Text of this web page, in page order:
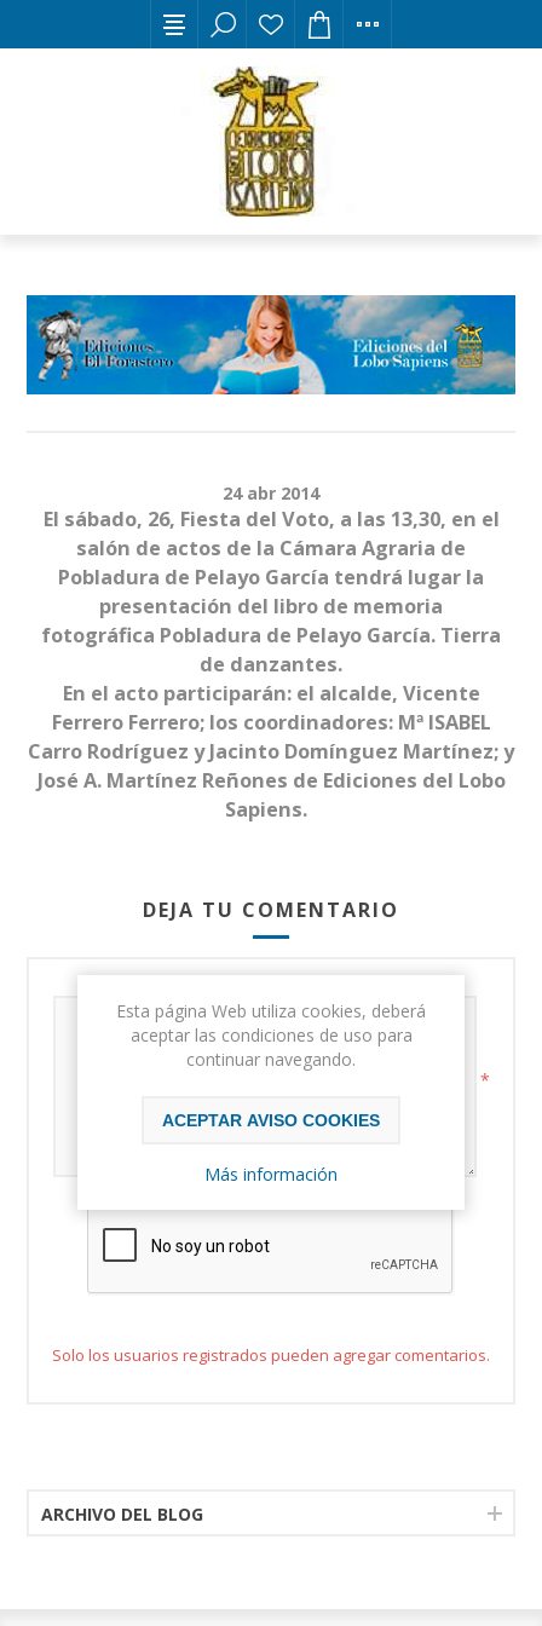
24 abr 2014
El sábado, 26, Fiesta del Voto, a las 13,30, en el
salón de actos de la Cámara Agraria de
Pobladura de Pelayo García tendrá lugar la
presentación del libro de memoria
fotográfica Pobladura de Pelayo García. Tierra
de danzantes.
En el acto participarán: el alcalde, Vicente
Ferrero Ferrero; los coordinadores: Mª ISABEL
Carro Rodríguez y Jacinto Domínguez Martínez; y
José A. Martínez Reñones de Ediciones del Lobo
Sapiens.
DEJA TU COMENTARIO
*
Solo los usuarios registrados pueden agregar comentarios.
ARCHIVO DEL BLOG
Esta página Web utiliza cookies, deberá
aceptar las condiciones de uso para
continuar navegando.
ACEPTAR AVISO COOKIES
Más información